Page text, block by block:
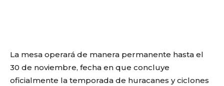
La mesa operará de manera permanente hasta el
30 de noviembre, fecha en que concluye
oficialmente la temporada de huracanes y ciclones